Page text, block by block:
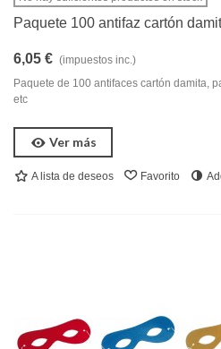
Paquete 100 antifaz cartón
6,05 € (impuestos inc.)
Paquete de 100 antifaces cartón damita,
etc
Ver más
A lista de deseos Favorito